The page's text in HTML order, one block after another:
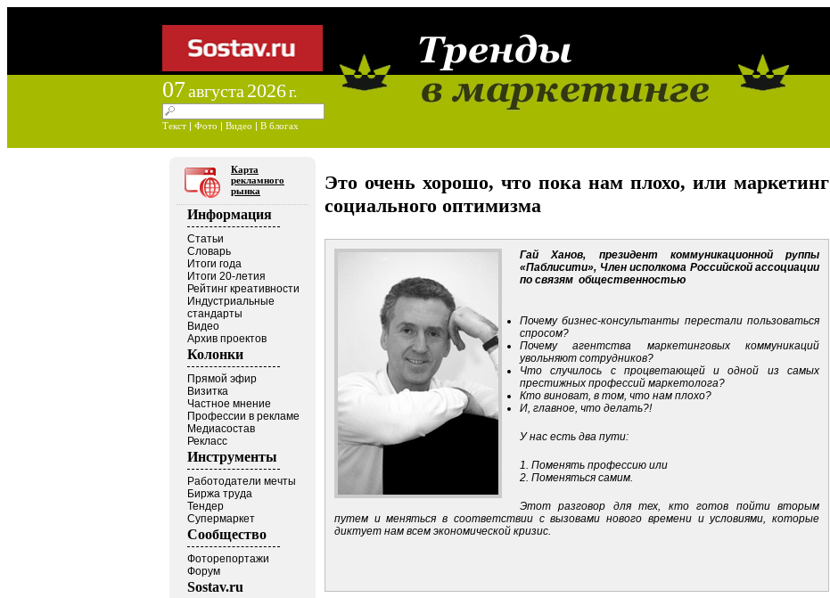
07августа 2026г.
Текст | Фото | Видео | В блогах
Карта
рекламного
рынка
Информация
Статьи
Словарь
Итоги года
Итоги 20-летия
Рейтинг креативности
Индустриальные
стандарты
Видео
Архив проектов
Колонки
Прямой эфир
Визитка
Частное мнение
Профессии в рекламе
Медиасостав
Рекласс
Инструменты
Работодатели мечты
Биржа труда
Тендер
Супермаркет
Сообщество
Фоторепортажи
Форум
Sostav.ru
Это очень хорошо, что пока нам плохо, или маркетинг
социального оптимизма
Гай Ханов, президент коммуникационной руппы
«Паблисити», Член исполкома Российской ассоциации
по связям общественностью
Почему бизнес-консультанты перестали пользоваться
спросом?
Почему агентства маркетинговых коммуникаций
увольняют сотрудников?
Что случилось с процветающей и одной из самых
престижных профессий маркетолога?
Кто виноват, в том, что нам плохо?
И, главное, что делать?!
У нас есть два пути:
1. Поменять профессию или
2. Поменяться самим.
Этот разговор для тех, кто готов пойти вторым
путем и меняться в соответствии с вызовами нового времени и условиями, которые
диктует нам всем экономической кризис.